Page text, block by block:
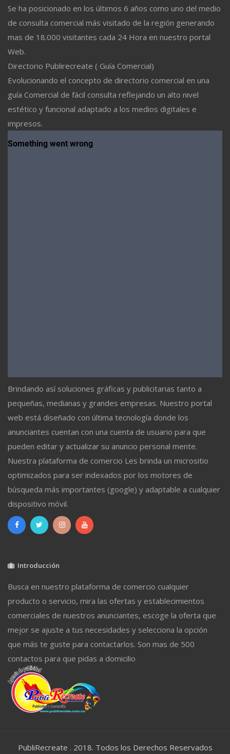
Se ha posicionado en los últimos 6 años como uno del medio
de consulta comercial más visitado de la región generando
mas de 18.000 visitantes cada 24 Hora en nuestro portal
Web.
Directorio Publirecreate ( Guía Comercial)
Evolucionando el concepto de directorio comercial en una
guía Comercial de fácil consulta reflejando un alto nivel
estético y funcional adaptado a los medios digitales e
impresos.
Brindando así soluciones gráficas y publicitarias tanto a
pequeñas, medianas y grandes empresas. Nuestro portal
web está diseñado con última tecnología donde los
anunciantes cuentan con una cuenta de usuario para que
pueden editar y actualizar su anuncio personal mente.
Nuestra plataforma de comercio Les brinda un micrositio
optimizados para ser indexados por los motores de
búsqueda más importantes (google) y adaptable a cualquier
dispositivo móvil.
Introducción
Busca en nuestro plataforma de comercio cualquier
producto o servicio, mira las ofertas y establecimientos
comerciales de nuestros anunciantes, escoge la oferta que
mejor se ajuste a tus necesidades y selecciona la opción
que más te guste para contactarlos. Son mas de 500
contactos para que pidas a domicilio
PubliRecreate . 2018. Todos los Derechos Reservados